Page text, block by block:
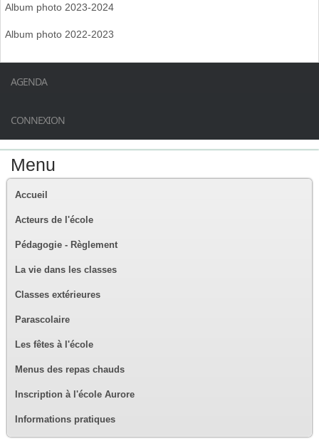
Album photo 2023-2024
Album photo 2022-2023
AGENDA
CONNEXION
Menu
Accueil
Acteurs de l'école
Pédagogie - Règlement
La vie dans les classes
Classes extérieures
Parascolaire
Les fêtes à l'école
Menus des repas chauds
Inscription à l'école Aurore
Informations pratiques